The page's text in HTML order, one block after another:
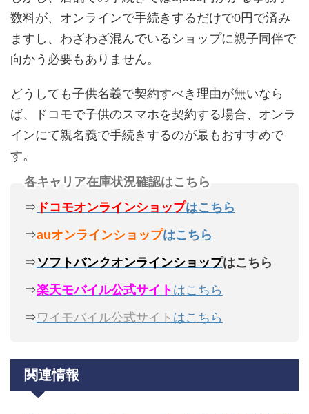
数料が、オンラインで手続きするだけで0円で済み
ますし、わざわざ混んでいるショップに親子同伴で
向かう必要もありません。
どうしても子供名義で契約すべき理由が無いなら
ば、ドコモで子供のスマホを契約する場合、オンラ
インにて親名義で手続きするのが最もおすすめで
す。
各キャリア在庫状況確認はこちら
⇒ ドコモオンラインショップはこちら
⇒auオンラインショップはこちら
⇒ソフトバンクオンラインショップはこちら
⇒楽天モバイル公式サイト はこちら
⇒ワイモバイル公式サイト はこちら
関連情報